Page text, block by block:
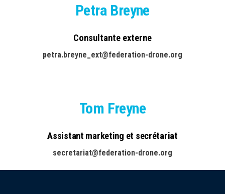
Petra Breyne
Consultante externe
petra.breyne_ext@federation-drone.org
Tom Freyne
Assistant marketing et secrétariat
secretariat@federation-drone.org